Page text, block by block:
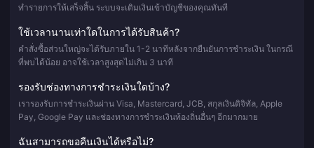
ทำรายการให้เสร็จสิ้น ระบบจะเติมเงินเข้าบัญชีของคุณทันที
ใช้เวลานานเท่าใดในการได้รับสินค้า?
คำสั่งซื้อส่วนใหญ่จะได้รับภายใน 1-2 นาทีหลังจากยืนยันการชำระเงิน ในกรณี
ที่พบได้น้อย อาจใช้เวลาสูงสุดไม่เกิน 3 นาที
รองรับช่องทางการชำระเงินใดบ้าง?
เรารองรับการชำระเงินผ่าน Visa, Mastercard, JCB, สกุลเงินดิจิทัล, Apple
Pay, Google Pay และช่องทางการชำระเงินท้องถิ่นอื่นๆ อีกมากมาย
ฉันสามารถขอคืนเงินได้หรือไม่?